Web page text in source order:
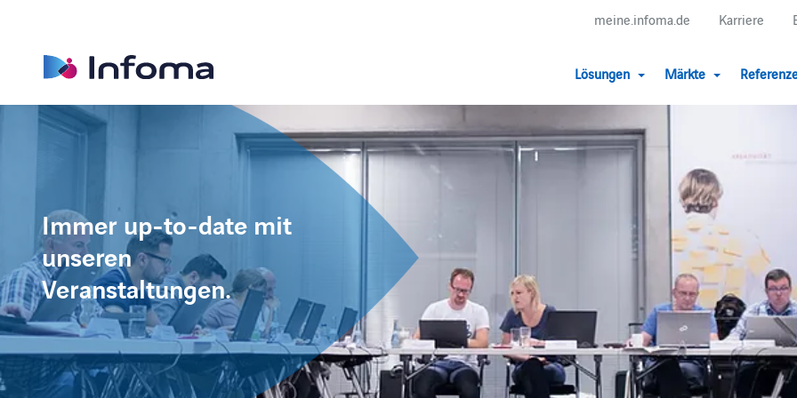
meine.infoma.de Karriere
Lösungen Märkte
Immer up-to-date mit
unseren
Veranstaltungen.